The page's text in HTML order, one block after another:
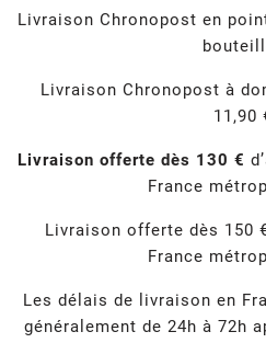
Livraison Chronopost en
Livraison Chronopost à
11,90
Livraison offerte dès 130 €
France
Livraison offerte dès 150
France
Les délais de livraison en
généralement de 24h à 72h